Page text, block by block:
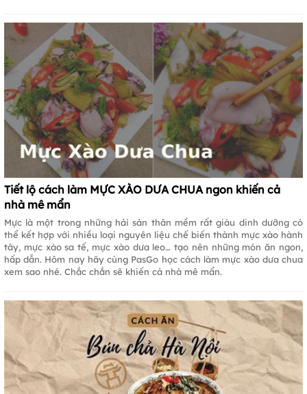
Tiết lộ cách làm MỰC XÀO DƯA CHUA ngon khiến cả
nhà mê mẩn
Mực là một trong những hải sản thân mềm rất giàu dinh dưỡng có
thể kết hợp với nhiều loại nguyên liệu chế biến thành mực xào hành
tây, mực xào sa tế, mực xào dưa leo… tạo nên những món ăn ngon,
hấp dẫn. Hôm nay hãy cùng PasGo học cách làm mực xào dưa chua
xem sao nhé. Chắc chắn sẽ khiến cả nhà mê mẩn.